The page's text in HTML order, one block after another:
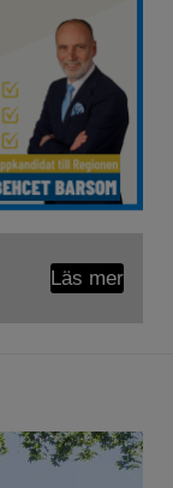
Läs mer